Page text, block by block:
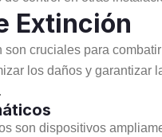
Extinción
son cruciales para
los daños y garantizar
son dispositivos